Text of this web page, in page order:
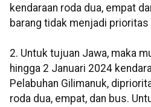
kendaraan roda dua, empat
barang tidak menjadi prioritas
2. Untuk tujuan Jawa, maka
hingga 2 Januari 2024
Pelabuhan Gilimanuk,
roda dua, empat, dan bus.